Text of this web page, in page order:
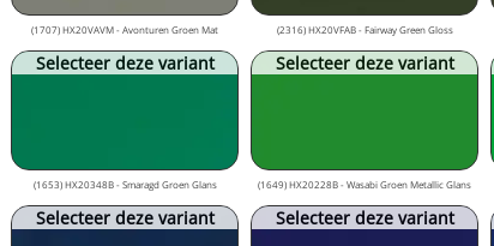
(1707) HX20VAVM - Avonturen Groen Mat (2316) HX20VFAB - Fairway Green Gloss
Selecteer deze variant
(1653) HX20348B - Smaragd Groen Glans
Selecteer deze variant
(1649) HX20228B - Wasabi Groen Metallic Glans
Selecteer deze variant Selecteer deze variant